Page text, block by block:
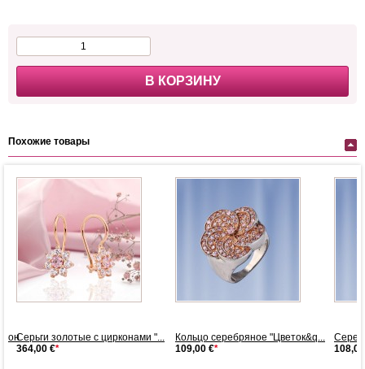
В КОРЗИНУ
Похожие товары
Серьги золотые с цирконами "...
364,00 €*
Кольцо серебряное "Цветок&q...
109,00 €*